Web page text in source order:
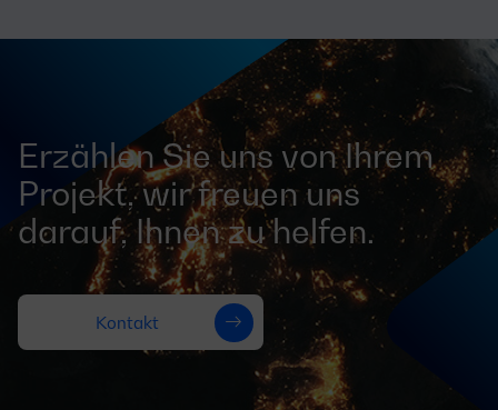
Erzählen Sie uns von Ihrem
Projekt, wir freuen uns
darauf, Ihnen zu helfen.
Kontakt